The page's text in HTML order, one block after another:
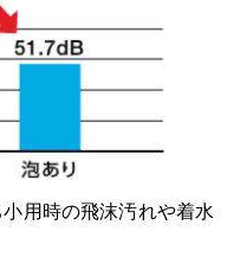
用時の飛沫汚れや着水